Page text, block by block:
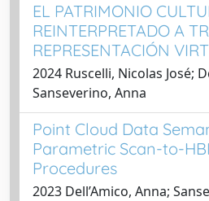
EL PATRIMONIO
REINTERPRETADO A
REPRESENTACIÓN
2024 Ruscelli, Nicolas José;
Sanseverino, Anna
Point Cloud Data
Parametric Scan-to-
Procedures
2023 Dell’Amico, Anna;